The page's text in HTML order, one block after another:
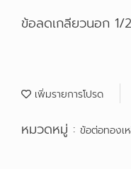
ข้อลดเกลียวนอก 1/
เพิ่มรายการโปรด
หมวดหมู่ : ข้อต่อทองเ